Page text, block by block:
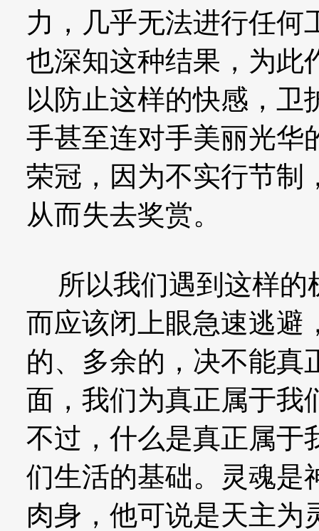
力，几乎无法进行任何
也深知这种结果，为此
以防止这样的快感，卫
手甚至连对手美丽光华
荣冠，因为不实行节制
从而失去奖赏。
所以我们遇到这样的
而应该闭上眼急速逃避
的、多余的，决不能真
面，我们为真正属于我
不过，什么是真正属于
们生活的基础。灵魂是
肉身，他可说是天主为